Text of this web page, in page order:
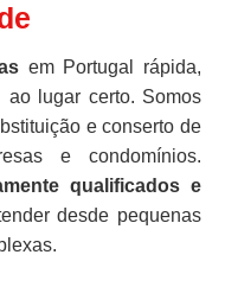
em Portugal rápida,
lugar certo. Somos
e conserto de
e condomínios.
qualificados e
desde pequenas